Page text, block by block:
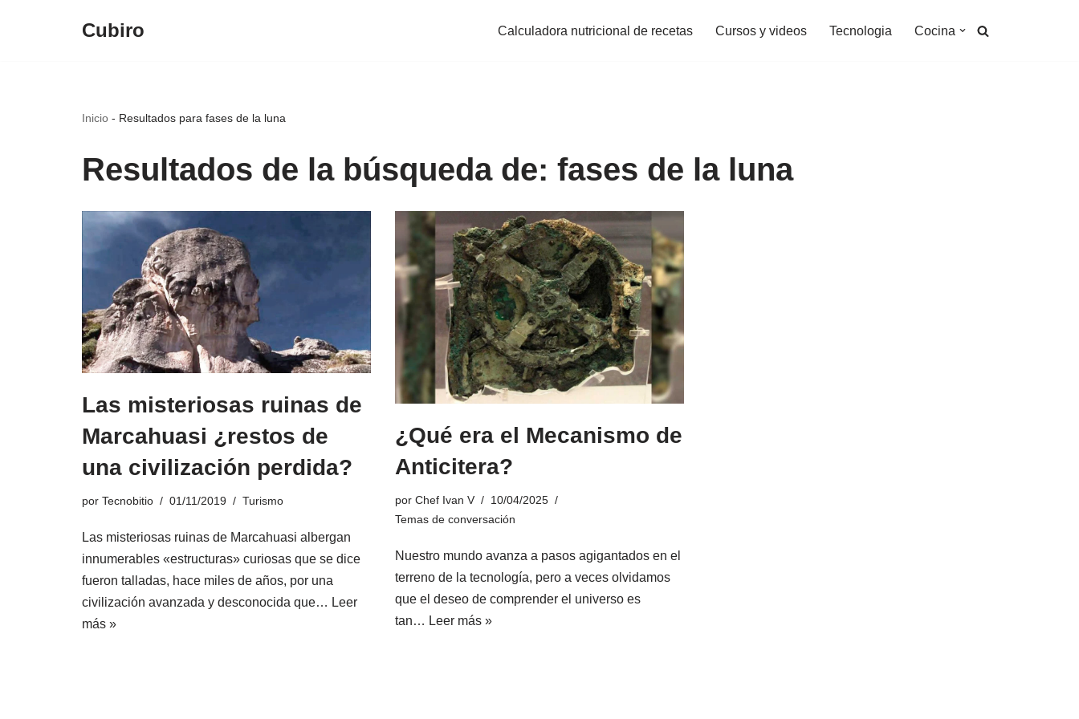
Cubiro Calculadora nutricional de recetas Cursos y videos Tecnologia Cocina
Inicio - Resultados para fases de la luna
Resultados de la búsqueda de: fases de la luna
Las misteriosas ruinas de
Marcahuasi ¿restos de
una civilización perdida?
por Tecnobitio 01/11/2019 Turismo
Las misteriosas ruinas de Marcahuasi albergan
innumerables «estructuras» curiosas que se dice
fueron talladas, hace miles de años, por una
civilización avanzada y desconocida que… Leer
más »
¿Qué era el Mecanismo de
Anticitera?
por Chef Ivan V
10/04/2025
Temas de conversación
Nuestro mundo avanza a pasos agigantados en el
terreno de la tecnología, pero a veces olvidamos
que el deseo de comprender el universo es
tan… Leer más »